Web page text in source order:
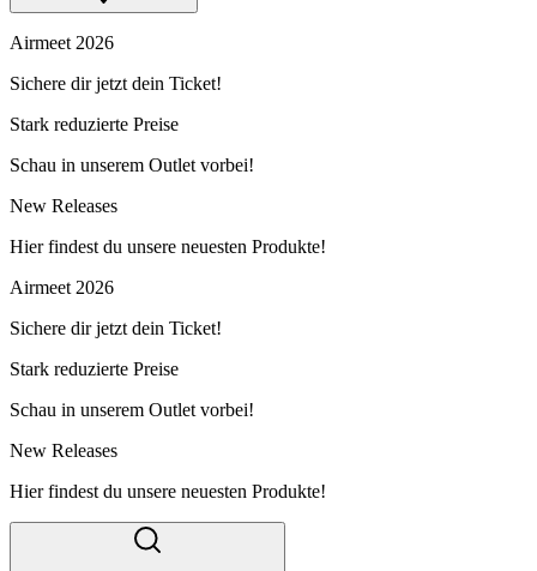
Airmeet 2026
Sichere dir jetzt dein Ticket!
Stark reduzierte Preise
Schau in unserem Outlet vorbei!
New Releases
Hier findest du unsere neuesten Produkte!
Airmeet 2026
Sichere dir jetzt dein Ticket!
Stark reduzierte Preise
Schau in unserem Outlet vorbei!
New Releases
Hier findest du unsere neuesten Produkte!